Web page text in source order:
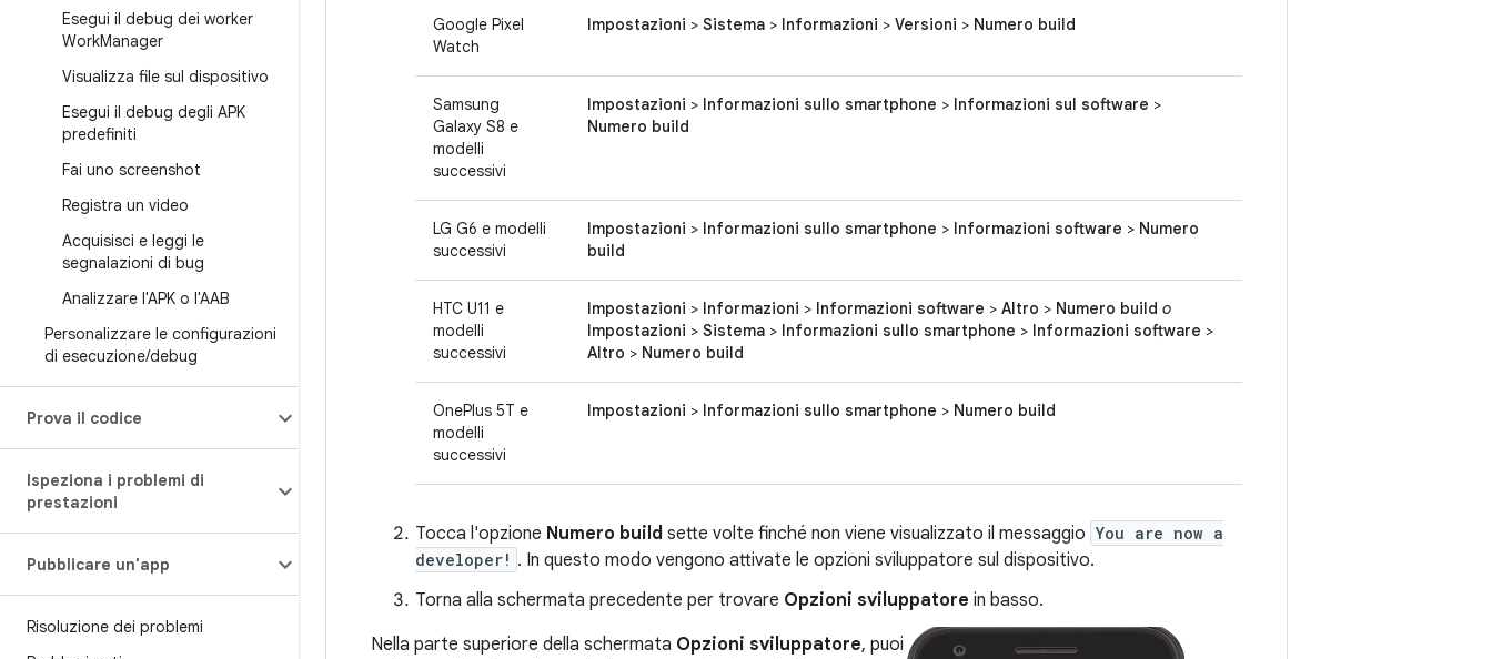
Esegui il debug dei worker
WorkManager
Visualizza file sul dispositivo
Esegui il debug degli APK
predefiniti
Fai uno screenshot
Registra un video
Acquisisci e leggi le
segnalazioni di bug
Analizzare l'APK o l'AAB
Personalizzare le configurazioni
di esecuzione/debug
Prova il codice
Ispeziona i problemi di
prestazioni
Pubblicare un'app
Risoluzione dei problemi
Google Pixel
Watch
Impostazioni > Sistema > Informazioni > Versioni > Numero build
Samsung
Galaxy S8 e
modelli
successivi
Impostazioni > Informazioni sullo smartphone > Informazioni sul software >
Numero build
LG G6 e modelli
successivi
Impostazioni > Informazioni sullo smartphone > Informazioni software > Numero
build
HTC U11 e
modelli
successivi
Impostazioni > Informazioni > Informazioni software > Altro > Numero build o
Impostazioni > Sistema > Informazioni sullo smartphone > Informazioni software >
Altro > Numero build
OnePlus 5T e
modelli
successivi
Impostazioni > Informazioni sullo smartphone > Numero build
Tocca l'opzione Numero build sette volte finché non viene visualizzato il messaggio You are now a
developer! . In questo modo vengono attivate le opzioni sviluppatore sul dispositivo.
Torna alla schermata precedente per trovare Opzioni sviluppatore in basso.
Nella parte superiore della schermata Opzioni sviluppatore, puoi